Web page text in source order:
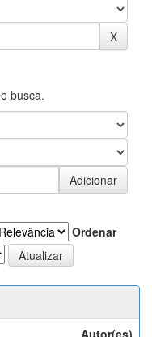
busca.
Ordenar
Autor(es)